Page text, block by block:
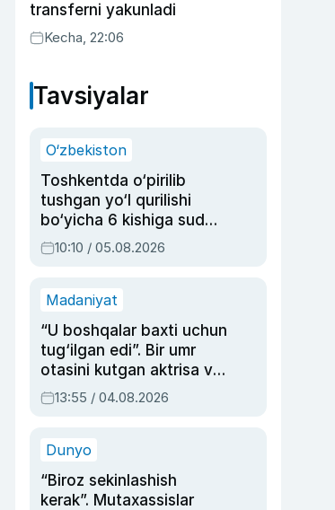
transferni yakunladi
Kecha, 22:06
Tavsiyalar
O‘zbekiston
Toshkentda o‘pirilib
tushgan yo‘l qurilishi
bo‘yicha 6 kishiga sud
hukmi o‘qildi
10:10 / 05.08.2026
Madaniyat
“U boshqalar baxti uchun
tug‘ilgan edi”. Bir umr
otasini kutgan aktrisa va
dublyaj ustasi Rimma
Ahmedovaning
13:55 / 04.08.2026
Dunyo
“Biroz sekinlashish
kerak”. Mutaxassislar